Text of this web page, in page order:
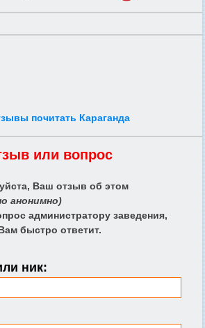
почитать Караганда
или вопрос
Ваш отзыв об этом
анонимно)
администратору заведения,
быстро ответит.
ник: